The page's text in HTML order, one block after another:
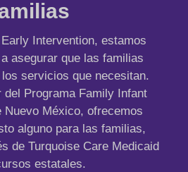
Intervention, estamos
asegurar que las familias
servicios que necesitan.
del Programa Family Infant
Nuevo México, ofrecemos
alguno para las familias,
de Turquoise Care Medicaid
estatales.